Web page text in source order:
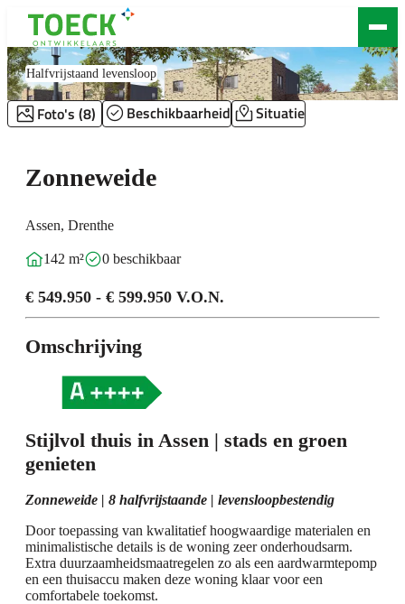
Zonneweide
Halfvrijstaand levensloop
Foto's (8) Beschikbaarheid Situatie
Zonneweide
Assen, Drenthe
142 m² 0 beschikbaar
€ 549.950 - € 599.950 V.O.N.
Omschrijving
Stijlvol thuis in Assen | stads en groen
genieten
Zonneweide | 8 halfvrijstaande | levensloopbestendig
Door toepassing van kwalitatief hoogwaardige materialen en
minimalistische details is de woning zeer onderhoudsarm.
Extra duurzaamheidsmaatregelen zo als een aardwarmtepomp
en een thuisaccu maken deze woning klaar voor een
comfortabele toekomst.